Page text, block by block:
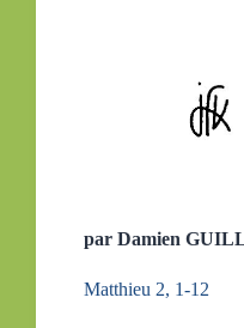
par Damien
Matthieu 2, 1-12